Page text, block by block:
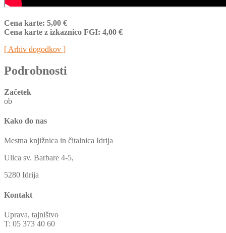
Cena karte: 5,00 €
Cena karte z izkaznico FGI: 4,00 €
[ Arhiv dogodkov ]
Podrobnosti
Začetek
ob
Kako do nas
Mestna knjižnica in čitalnica Idrija
Ulica sv. Barbare 4-5,
5280 Idrija
Kontakt
Uprava, tajništvo
T: 05 373 40 60